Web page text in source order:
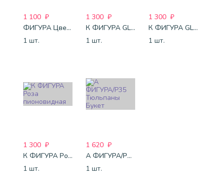
1 100 ₽
ФИГУРА Цветок Подсолнух
1 шт.
1 300 ₽
К ФИГУРА GLAM Цветок белый
1 шт.
1 300 ₽
К ФИГУРА GLAM Роза объемная розовая
1 шт.
1 300 ₽
К ФИГУРА Роза пионовидная
1 шт.
1 620 ₽
А ФИГУРА/P35 Тюльпаны Букет
1 шт.